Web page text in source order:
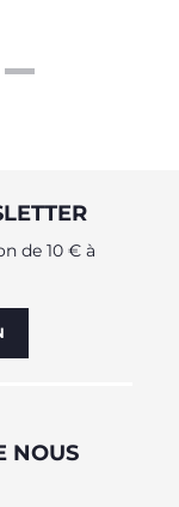
de 10 € à
NOUS